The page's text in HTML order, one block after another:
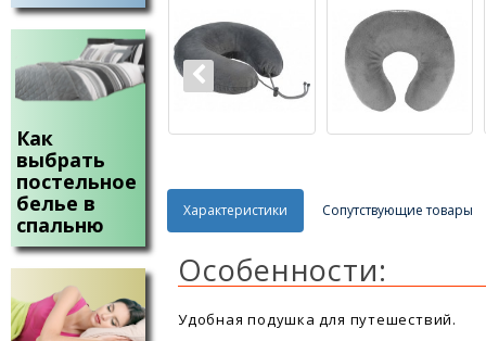
Как
выбрать
постельное
белье в
спальню
Характеристики Сопутствующие товары
Особенности:
Удобная подушка для путешествий.